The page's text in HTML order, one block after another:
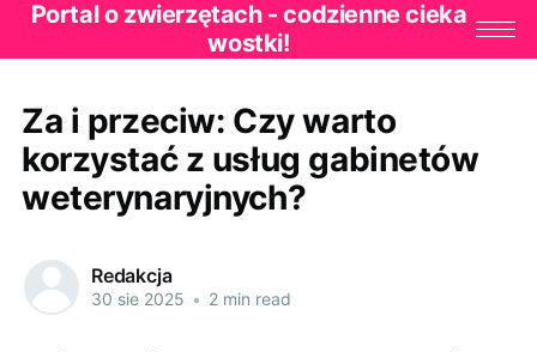
Portal o zwierzętach - codzienne cieka
wostki!
Za i przeciw: Czy warto
korzystać z usług gabinetów
weterynaryjnych?
Redakcja
30 sie 2025 • 2 min read